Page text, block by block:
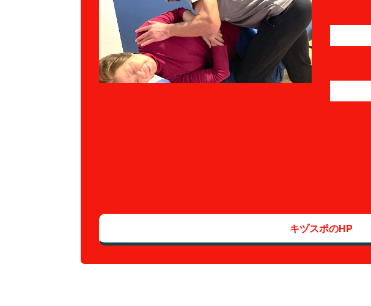
キヅスポのHP